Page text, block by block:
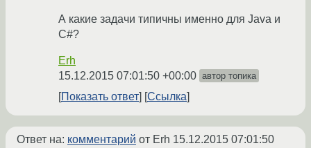
А какие задачи типичны именно для Java и
C#?
Erh
15.12.2015 07:01:50 +00:00 автор топика
Показать ответ Ссылка
Ответ на: комментарий от Erh 15.12.2015 07:01:50